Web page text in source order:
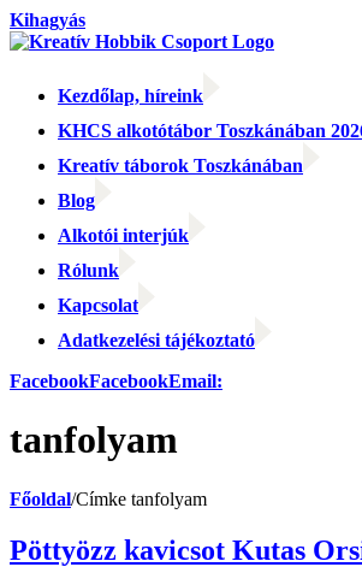
Kihagyás
Kezdőlap, híreink
KHCS alkotótábor Toszkánában
Kreatív táborok Toszkánában
Blog
Alkotói interjúk
Rólunk
Kapcsolat
Adatkezelési tájékoztató
FacebookFacebookEmail:
tanfolyam
Főoldal/Címke tanfolyam
Pöttyözz kavicsot Kutas